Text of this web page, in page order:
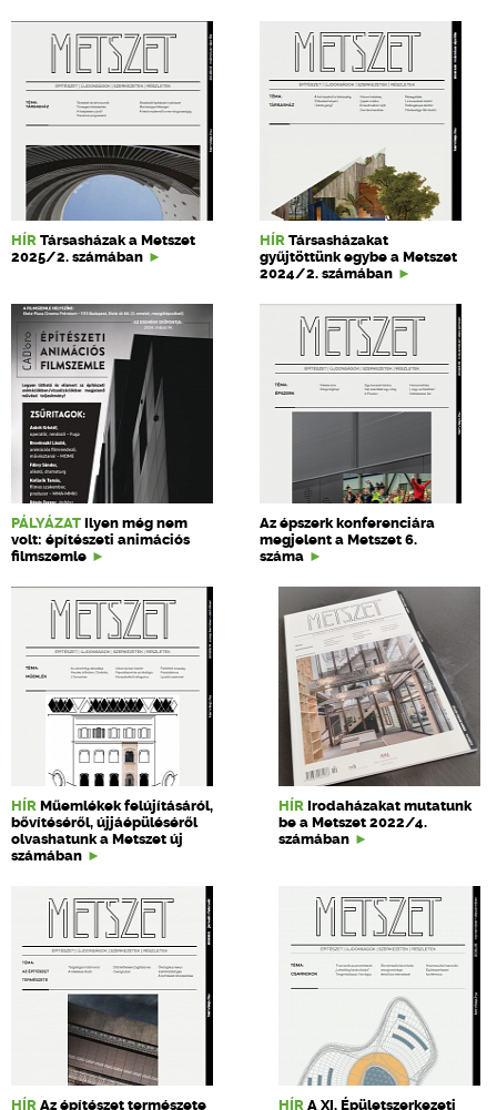
HÍR Társasházak a Metszet
2025/2. számában
HÍR Társasházakat
gyűjtöttünk egybe a Metszet
2024/2. számában
PÁLYÁZAT Ilyen még nem
volt: építészeti animációs
filmszemle
Az épszerk konferenciára
megjelent a Metszet 6.
száma
HÍR Műemlékek felújításáról,
bővítéséről, újjáépüléséről
olvashatunk a Metszet új
számában
HÍR Irodaházakat mutatunk
be a Metszet 2022/4.
számában
HÍR Az építészet természete HÍR A XI. Épületszerkezeti